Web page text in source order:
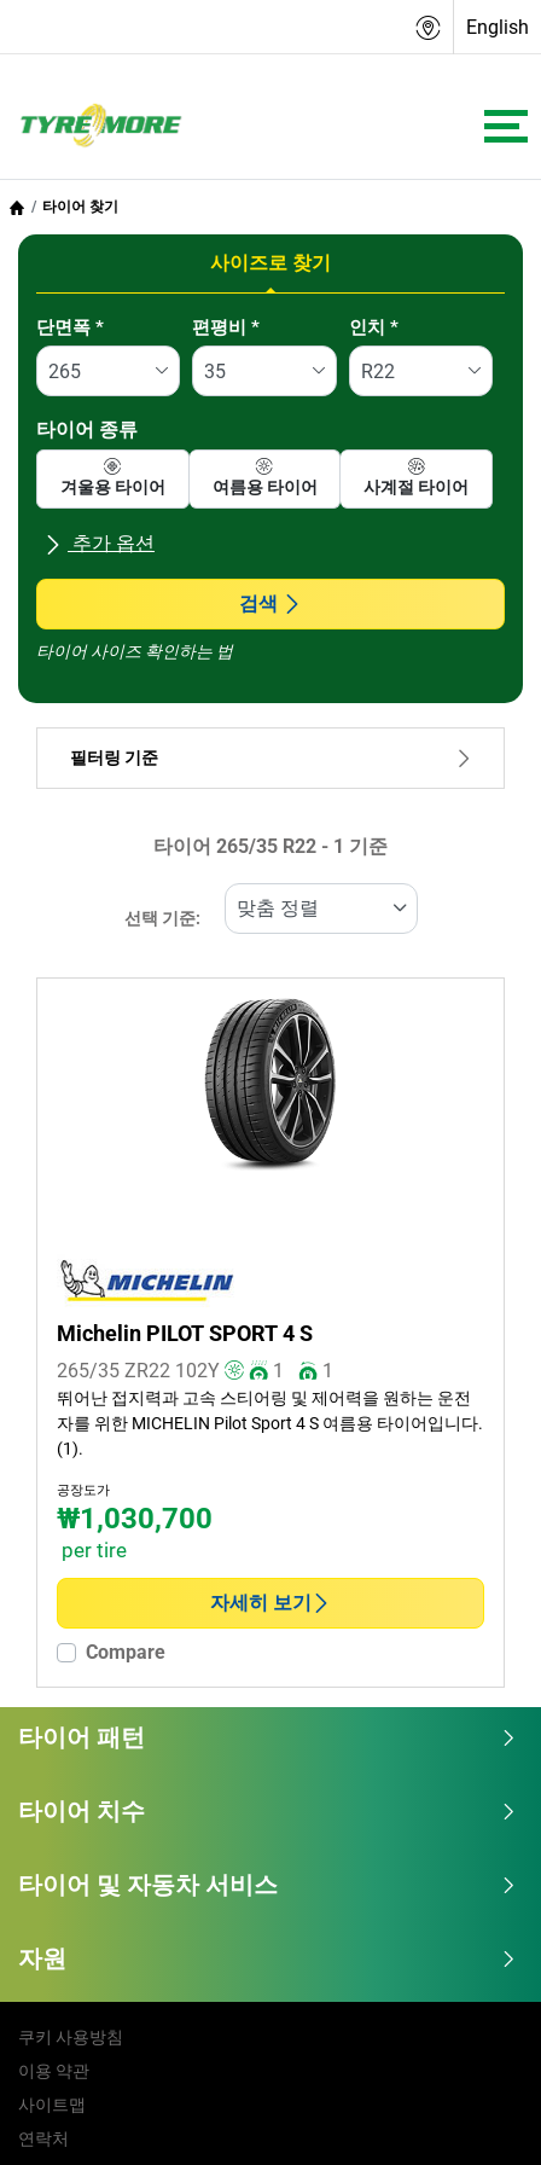
English
타이어 찾기
사이즈로 찾기
Tab updated: 사이즈로 찾기
단면폭 * 편평비* 인치 *
타이어 종류
겨울용 타이어 여름용 타이어 사계절 타이어
추가 옵션
모든 브랜드
런플랫 타이어일 경우, 선택하세요
검색
타이어 사이즈 확인하는 법
필터링 기준
모든 유형 (1)
소형 화물차 van (0)
EV (0)
런플랫 타이어일 경우, 선택하세요
논런 플랫 (1)
타이어 ‎265/35 R22 - 1 기준
선택 기준:
Michelin PILOT SPORT 4 S
265/35 ZR22 102Y 1 1
뛰어난 접지력과 고속 스티어링 및 제어력을 원하는 운전
자를 위한 MICHELIN Pilot Sport 4 S 여름용 타이어입니다.
(1).
공장도가
₩1,030,700
per tire
자세히 보기
Compare
타이어 패턴
타이어 치수
타이어 및 자동차 서비스
자원
쿠키 사용방침
이용 약관
사이트맵
연락처